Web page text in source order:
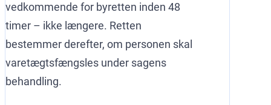
vedkommende for byretten inden 48
timer – ikke længere. Retten
bestemmer derefter, om personen skal
varetægtsfængsles under sagens
behandling.